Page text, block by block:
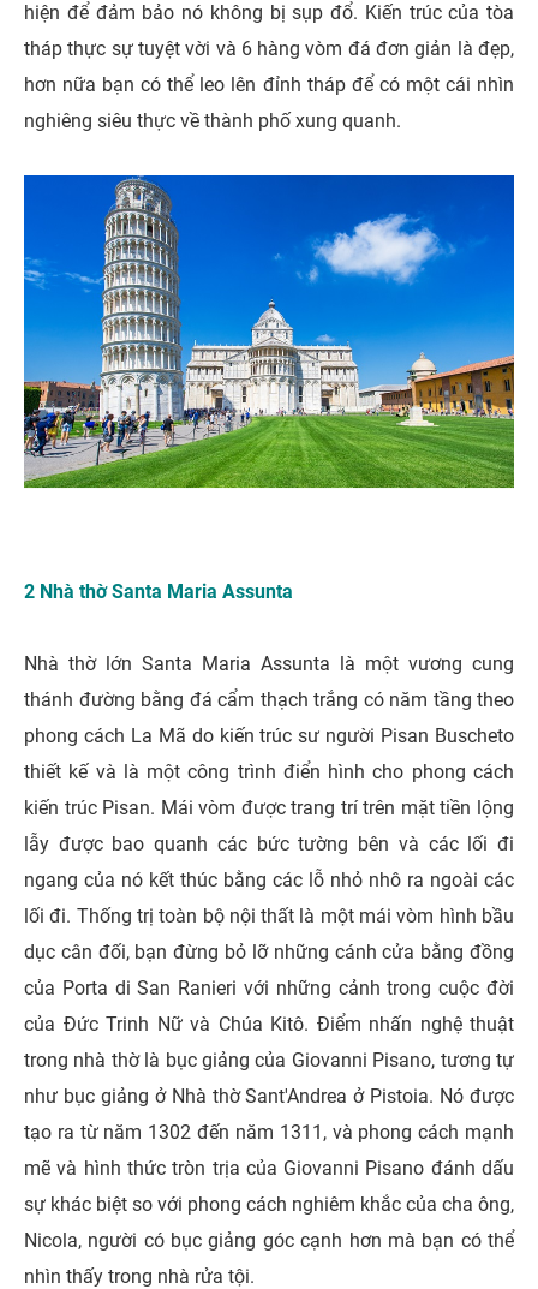
hiện để đảm bảo nó không bị sụp đổ. Kiến ​​trúc của tòa
tháp thực sự tuyệt vời và 6 hàng vòm đá đơn giản là đẹp,
hơn nữa bạn có thể leo lên đỉnh tháp để có một cái nhìn
nghiêng siêu thực về thành phố xung quanh.
2 Nhà thờ Santa Maria Assunta
Nhà thờ lớn Santa Maria Assunta là một vương cung
thánh đường bằng đá cẩm thạch trắng có năm tầng theo
phong cách La Mã do kiến ​​trúc sư người Pisan Buscheto
thiết kế và là một công trình điển hình cho phong cách
kiến ​​trúc Pisan. Mái vòm được trang trí trên mặt tiền lộng
lẫy được bao quanh các bức tường bên và các lối đi
ngang của nó kết thúc bằng các lỗ nhỏ nhô ra ngoài các
lối đi. Thống trị toàn bộ nội thất là một mái vòm hình bầu
dục cân đối, bạn đừng bỏ lỡ những cánh cửa bằng đồng
của Porta di San Ranieri với những cảnh trong cuộc đời
của Đức Trinh Nữ và Chúa Kitô. Điểm nhấn nghệ thuật
trong nhà thờ là bục giảng của Giovanni Pisano, tương tự
như bục giảng ở Nhà thờ Sant'Andrea ở Pistoia. Nó được
tạo ra từ năm 1302 đến năm 1311, và phong cách mạnh
mẽ và hình thức tròn trịa của Giovanni Pisano đánh dấu
sự khác biệt so với phong cách nghiêm khắc của cha ông,
Nicola, người có bục giảng góc cạnh hơn mà bạn có thể
nhìn thấy trong nhà rửa tội.